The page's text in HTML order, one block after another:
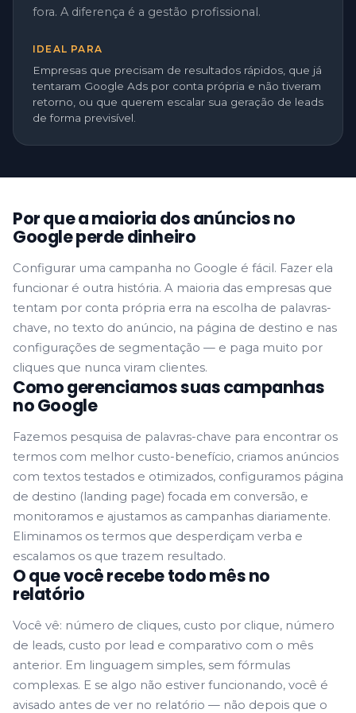
fora. A diferença é a gestão profissional.
IDEAL PARA
Empresas que precisam de resultados rápidos, que já
tentaram Google Ads por conta própria e não tiveram
retorno, ou que querem escalar sua geração de leads
de forma previsível.
Por que a maioria dos anúnciosno
Google perde dinheiro
Configurar uma campanha no Google é fácil. Fazer ela
funcionar é outra história. A maioria das empresas que
tentam por conta própria erra na escolha de palavras-
chave, no texto do anúncio, na página de destino e nas
configurações de segmentação — e paga muito por
cliques que nunca viram clientes.
Como gerenciamos suascampanhas
no Google
Fazemos pesquisa de palavras-chave para encontrar os
termos com melhor custo-benefício, criamos anúncios
com textos testados e otimizados, configuramos página
de destino (landing page) focada em conversão, e
monitoramos e ajustamos as campanhas diariamente.
Eliminamos os termos que desperdiçam verba e
escalamos os que trazem resultado.
O que você recebe todo mês no
relatório
Você vê: número de cliques, custo por clique, número
de leads, custo por lead e comparativo com o mês
anterior. Em linguagem simples, sem fórmulas
complexas. E se algo não estiver funcionando, você é
avisado antes de ver no relatório — não depois que o